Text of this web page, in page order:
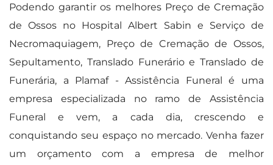
Podendo garantir os melhores Preço de Cremação
de Ossos no Hospital Albert Sabin e Serviço de
Necromaquiagem, Preço de Cremação de Ossos,
Sepultamento, Translado Funerário e Translado de
Funerária, a Plamaf - Assistência Funeral é uma
empresa especializada no ramo de Assistência
Funeral e vem, a cada dia, crescendo e
conquistando seu espaço no mercado. Venha fazer
um orçamento com a empresa de melhor